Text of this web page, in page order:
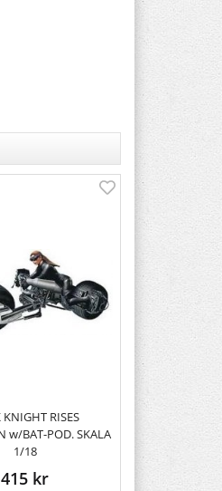
KNIGHT RISES
w/BAT-POD. SKALA
1/18
415 kr